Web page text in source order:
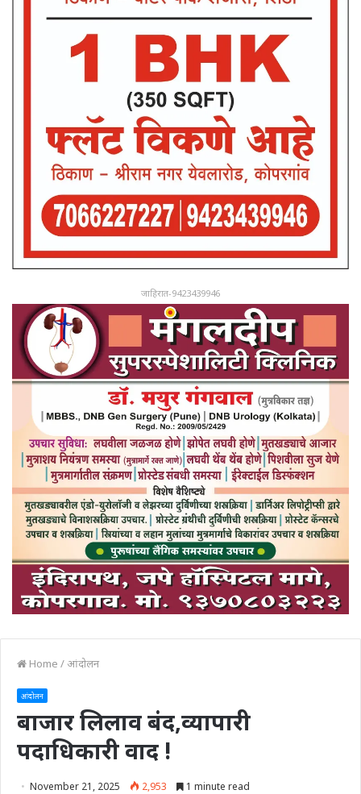
जाहिरात-9423439946
Home / आंदोलन
आंदोलन
बाजार लिलाव बंद,व्यापारी
पदाधिकारी वाद !
November 21, 2025 2,953 1 minute read